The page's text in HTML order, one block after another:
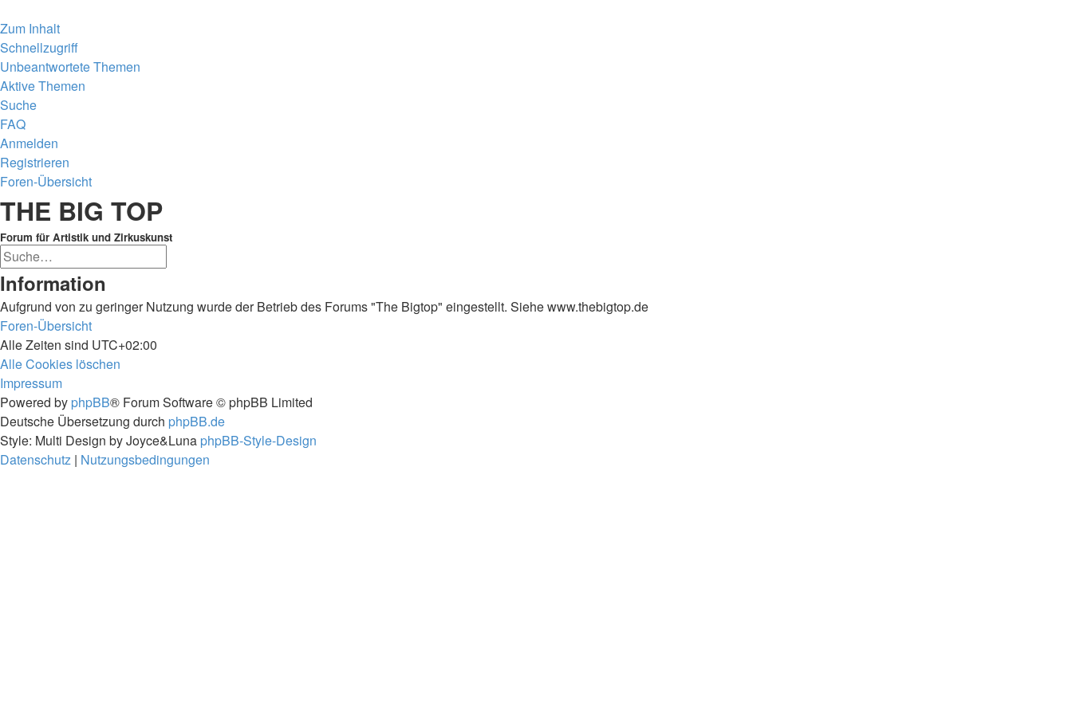
Zum Inhalt
Schnellzugriff
Unbeantwortete Themen
Aktive Themen
Suche
FAQ
Anmelden
Registrieren
Foren-Übersicht
Suche
THE BIG TOP
Forum für Artistik und Zirkuskunst
Information
Aufgrund von zu geringer Nutzung wurde der Betrieb des Forums "The Bigtop" eingestellt. Siehe www.thebigtop.de
Foren-Übersicht
Alle Zeiten sind UTC+02:00
Alle Cookies löschen
Impressum
Powered by phpBB® Forum Software © phpBB Limited
Deutsche Übersetzung durch phpBB.de
Style: Multi Design by Joyce&Luna phpBB-Style-Design
Datenschutz | Nutzungsbedingungen